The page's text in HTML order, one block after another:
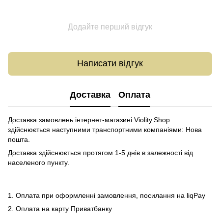
Додайте перший відгук
Написати відгук
Доставка Оплата
Доставка замовлень інтернет-магазині Violity.Shop
здійснюється наступними транспортними компаніями: Нова
пошта.
Доставка здійснюється протягом 1-5 днів в залежності від
населеного пункту.
1. Оплата при оформленні замовлення, посилання на liqPay
2. Оплата на карту Приватбанку